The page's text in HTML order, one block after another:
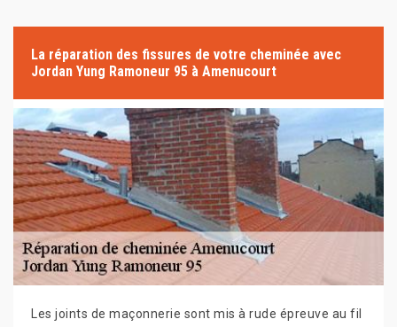
La réparation des fissures de votre cheminée avec
Jordan Yung Ramoneur 95 à Amenucourt
Les joints de maçonnerie sont mis à rude épreuve au fil